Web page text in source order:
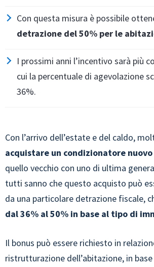
Con questa misura è possibile
detrazione del 50% per le
I prossimi anni l’incentivo sarà più
cui la percentuale di agevolazione
36%.
Con l’arrivo dell’estate e del caldo,
acquistare un condizionatore nuovo
quello vecchio con uno di ultima
tutti sanno che questo acquisto può
da una particolare detrazione fiscale,
dal 36% al 50% in base al tipo di
Il bonus può essere richiesto in
ristrutturazione dell’abitazione, in base